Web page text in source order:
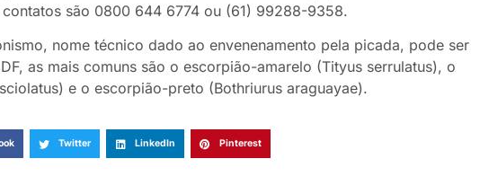
são 0800 644 6774 ou (61) 99288-9358.
nome técnico dado ao envenenamento pela picada, pode ser
as mais comuns são o escorpião-amarelo (Tityus serrulatus), o
e o escorpião-preto (Bothriurus araguayae).
Twitter LinkedIn Pinterest